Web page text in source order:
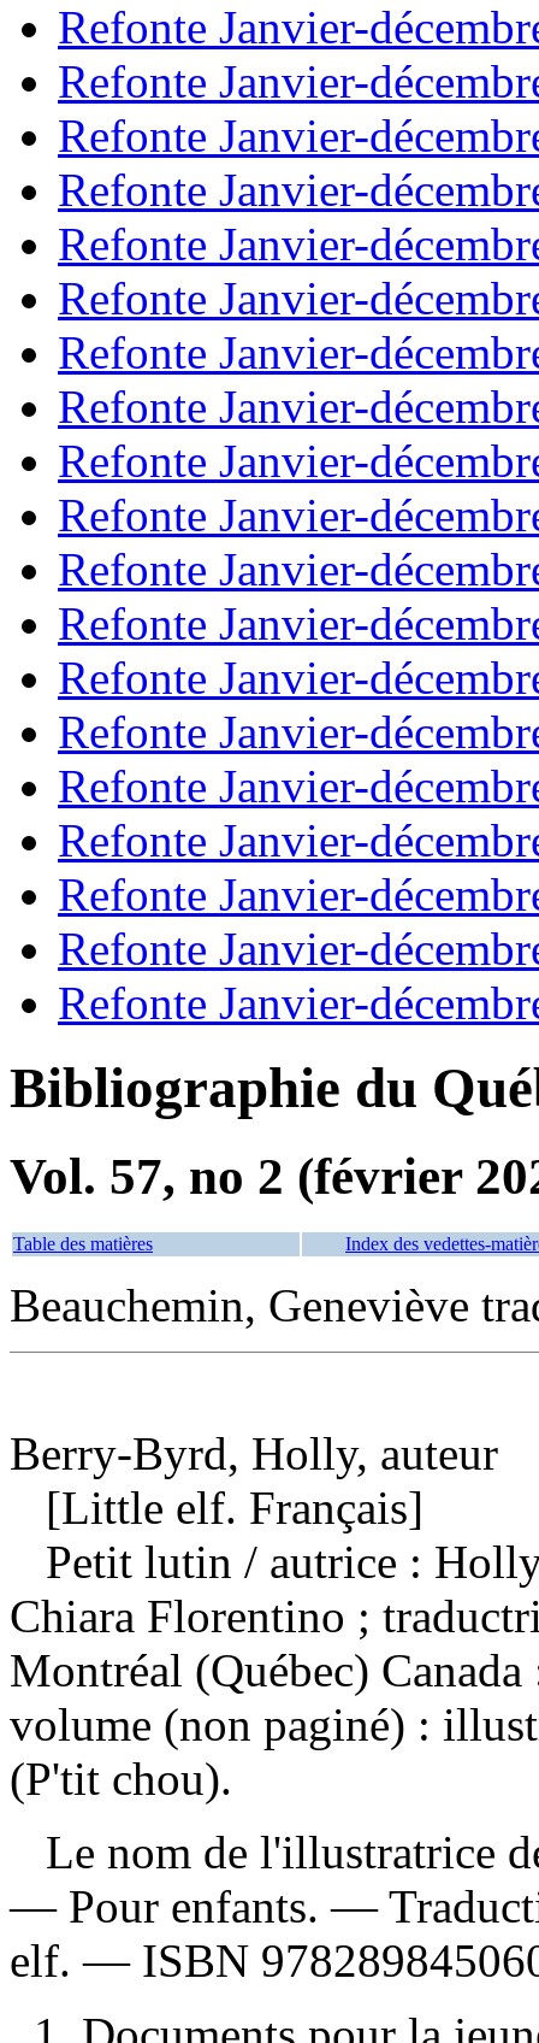
Refonte Janvier-
Refonte Janvier-
Refonte Janvier-
Refonte Janvier-
Refonte Janvier-
Refonte Janvier-
Refonte Janvier-
Refonte Janvier-
Refonte Janvier-
Refonte Janvier-
Refonte Janvier-
Refonte Janvier-
Refonte Janvier-
Refonte Janvier-
Refonte Janvier-
Refonte Janvier-
Refonte Janvier-
Refonte Janvier-
Refonte Janvier-
Bibliographie du
Vol. 57, no 2 (février
Table des matières Index des vedettes-
Beauchemin, Geneviève
Berry-Byrd, Holly, auteur
[Little elf. Français]
Petit lutin / autrice :
Chiara Florentino ;
Montréal (Québec)
volume (non paginé) :
(P'tit chou).
Le nom de l'illustratrice
— Pour enfants. —
elf. — ISBN